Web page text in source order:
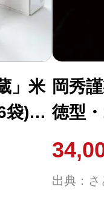
特集
ルとは
」米
袋)&
ト
岡秀
徳型
出典：さ